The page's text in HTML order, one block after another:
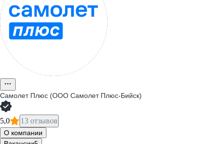
Самолет Плюс (ООО Самолет Плюс-Бийск)
5,0 13 отзывов
О компании